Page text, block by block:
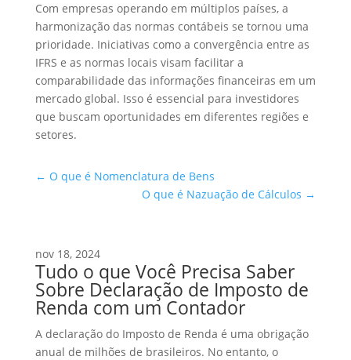
Com empresas operando em múltiplos países, a
harmonização das normas contábeis se tornou uma
prioridade. Iniciativas como a convergência entre as
IFRS e as normas locais visam facilitar a
comparabilidade das informações financeiras em um
mercado global. Isso é essencial para investidores
que buscam oportunidades em diferentes regiões e
setores.
← O que é Nomenclatura de Bens
O que é Nazuação de Cálculos →
nov 18, 2024
Tudo o que Você Precisa Saber
Sobre Declaração de Imposto de
Renda com um Contador
A declaração do Imposto de Renda é uma obrigação
anual de milhões de brasileiros. No entanto, o